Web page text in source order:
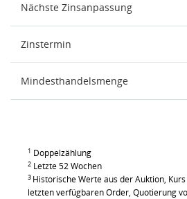
Nächste Zinsanpassung
Zinstermin
Mindesthandelsmenge
1 Doppelzählung
2 Letzte 52 Wochen
3 Historische Werte aus der Auktion,
letzten verfügbaren Order, Quotierung